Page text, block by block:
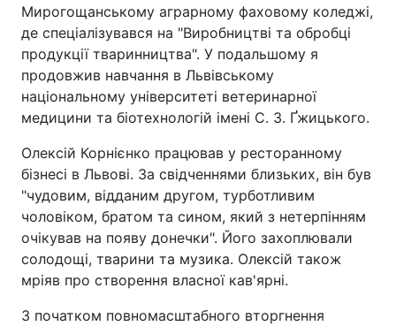
Мирогощанському аграрному фаховому коледжі,
де спеціалізувався на "Виробництві та обробці
продукції тваринництва". У подальшому я
продовжив навчання в Львівському
національному університеті ветеринарної
медицини та біотехнологій імені С. З. Ґжицького.
Олексій Корнієнко працював у ресторанному
бізнесі в Львові. За свідченнями близьких, він був
"чудовим, відданим другом, турботливим
чоловіком, братом та сином, який з нетерпінням
очікував на появу донечки". Його захоплювали
солодощі, тварини та музика. Олексій також
мріяв про створення власної кав'ярні.
З початком повномасштабного вторгнення